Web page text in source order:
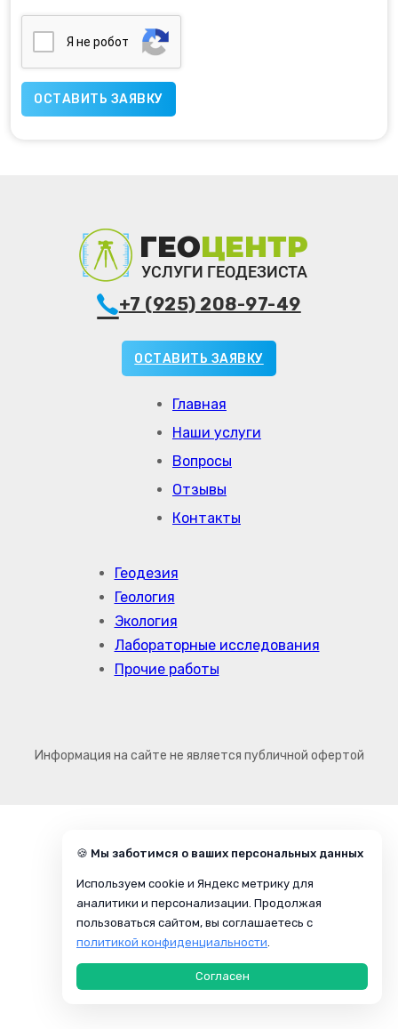
Я нe poбoт
Главная
Наши услуги
Вопросы
Отзывы
Контакты
Геодезия
Геология
Экология
Лабораторные исследования
Прочие работы
+7 (925) 208-97-49
ОСТАВИТЬ ЗАЯВКУ
Информация на сайте не является публичной офертой
🍪 Мы заботимся о ваших персональных данных
Используем cookie и Яндекс метрику для
аналитики и персонализации. Продолжая
пользоваться сайтом, вы соглашаетесь с
политикой конфиденциальности.
Согласен